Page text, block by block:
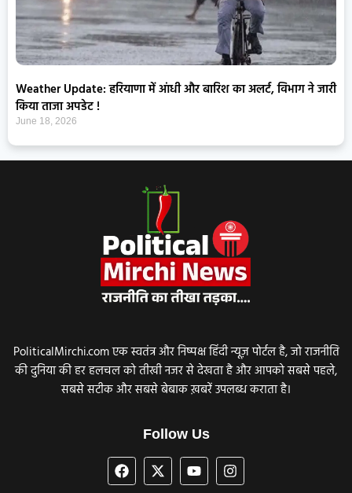
Weather Update: हरियाणा में आंधी और बारिश का अलर्ट, विभाग ने जारी
किया ताजा अपडेट !
June 18, 2026
PoliticalMirchi.com एक स्वतंत्र और निष्पक्ष हिंदी न्यूज़ पोर्टल है, जो राजनीति
की दुनिया की हर हलचल को तीखी नजर से देखता है और आपको सबसे पहले,
सबसे सटीक और सबसे बेबाक ख़बरें उपलब्ध कराता है।
Follow Us